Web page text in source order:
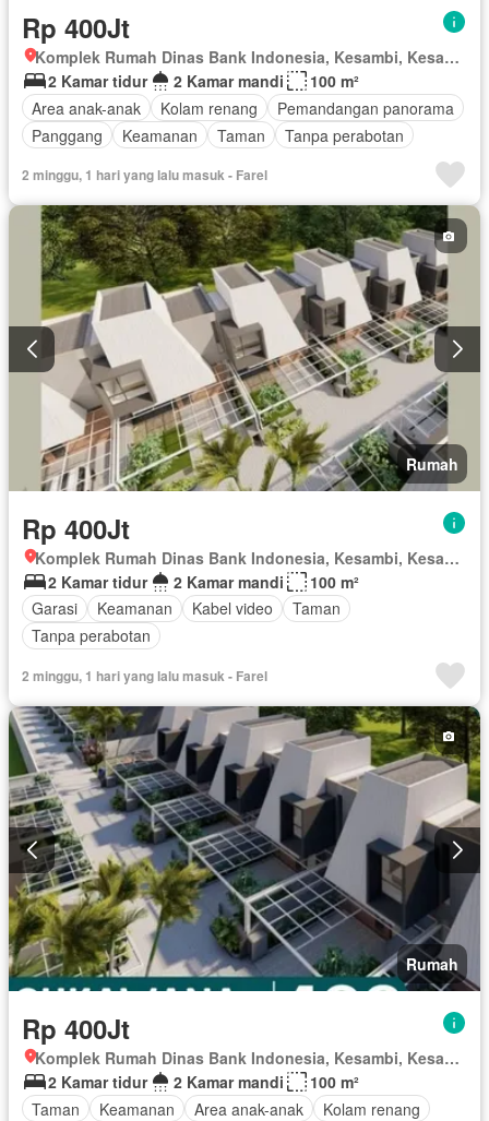
Rp 400Jt
Komplek Rumah Dinas Bank Indonesia, Kesambi, Kesambi, Kota Cirebon, Jawa Barat
2 Kamar tidur
2 Kamar mandi
100 m²
Area anak-anak
Kolam renang
Pemandangan panorama
Panggang
Keamanan Taman Tanpa perabotan
2 minggu, 1 hari yang lalu masuk - Farel
Rumah
Rp 400Jt
Komplek Rumah Dinas Bank Indonesia, Kesambi, Kesambi, Kota Cirebon, Jawa Barat
2 Kamar tidur
2 Kamar mandi
100 m²
Garasi
Keamanan Kabel video
Taman
Tanpa perabotan
2 minggu, 1 hari yang lalu masuk - Farel
Rumah
Rp 400Jt
Komplek Rumah Dinas Bank Indonesia, Kesambi, Kesambi, Kota Cirebon, Jawa Barat
2 Kamar tidur
2 Kamar mandi
100 m²
Taman
Keamanan Area anak-anak
Kolam renang